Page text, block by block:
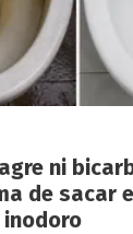
ni
de sacar